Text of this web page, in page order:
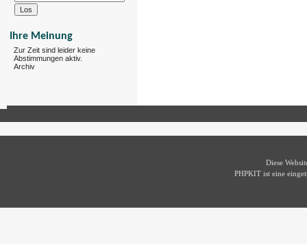
Ihre Meinung
Zur Zeit sind leider keine
Abstimmungen aktiv.
Archiv
Diese
PHPKIT ist eine